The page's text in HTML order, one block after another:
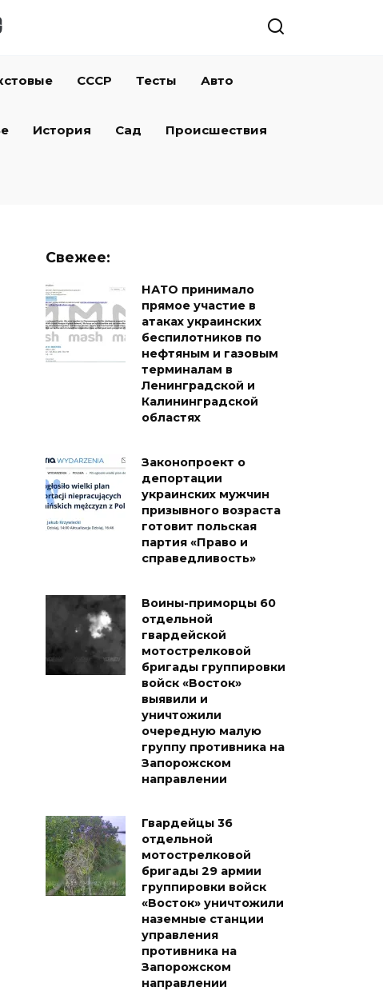
СССР Тесты Авто
История Сад Происшествия
Свежее:
НАТО принимало
прямое участие в
атаках украинских
беспилотников по
нефтяным и газовым
терминалам в
Ленинградской и
Калининградской
областях
Законопроект о
депортации
украинских мужчин
призывного возраста
готовит польская
партия «Право и
справедливость»
Воины-приморцы 60
отдельной
гвардейской
мотострелковой
бригады группировки
войск «Восток»
выявили и
уничтожили
очередную малую
группу противника на
Запорожском
направлении
Гвардейцы 36
отдельной
мотострелковой
бригады 29 армии
группировки войск
«Восток» уничтожили
наземные станции
управления
противника на
Запорожском
направлении